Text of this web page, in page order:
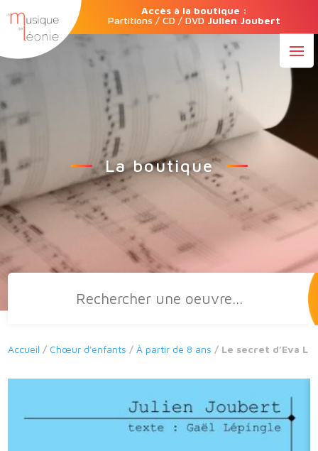
Accès à la boutique :
Partitions / CD / DVD Julien Joubert
La boutique
Recherche
Accueil / Chœur d'enfants /À partir de 8 ans / Le secret d’Eva L